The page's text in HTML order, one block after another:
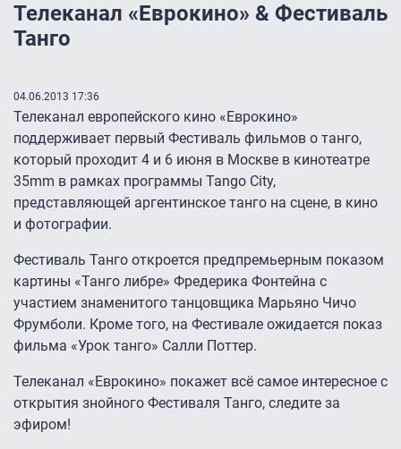
Телеканал «Еврокино» & Фестиваль
Танго
04.06.2013 17:36
Телеканал европейского кино «Еврокино»
поддерживает первый Фестиваль фильмов о танго,
который проходит 4 и 6 июня в Москве в кинотеатре
35mm в рамках программы Tango City,
представляющей аргентинское танго на сцене, в кино
и фотографии.
Фестиваль Танго откроется предпремьерным показом
картины «Танго либре» Фредерика Фонтейна с
участием знаменитого танцовщика Марьяно Чичо
Фрумболи. Кроме того, на Фестивале ожидается показ
фильма «Урок танго» Салли Поттер.
Телеканал «Еврокино» покажет всё самое интересное с
открытия знойного Фестиваля Танго, следите за
эфиром!